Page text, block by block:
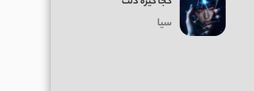
سیا